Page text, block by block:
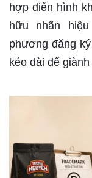
hợp điển hình
hữu nhãn
phương đăng
kéo dài để